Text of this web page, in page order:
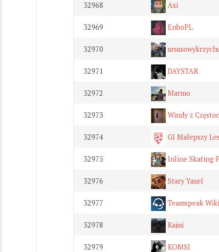
32968 Axi
32969 EnboPL
32970
32971 DAYSTAR
32972 Marmo
32973 Windy z
32974 GI Malepszy
32975 Inline Skating
32976 Stary Yaxel
32977 Teamspeak Wiki
32978 Kajuś
32979 KOMSI